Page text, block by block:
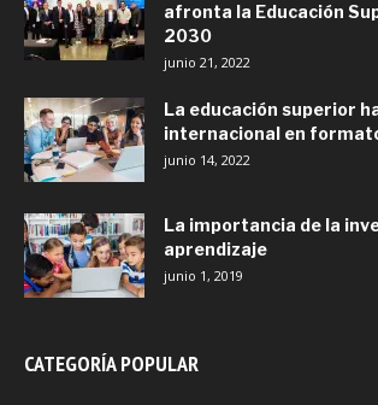
afronta la Educación
2030
junio 21, 2022
La educación superior
internacional en
junio 14, 2022
La importancia de la
aprendizaje
junio 1, 2019
CATEGORÍA POPULAR